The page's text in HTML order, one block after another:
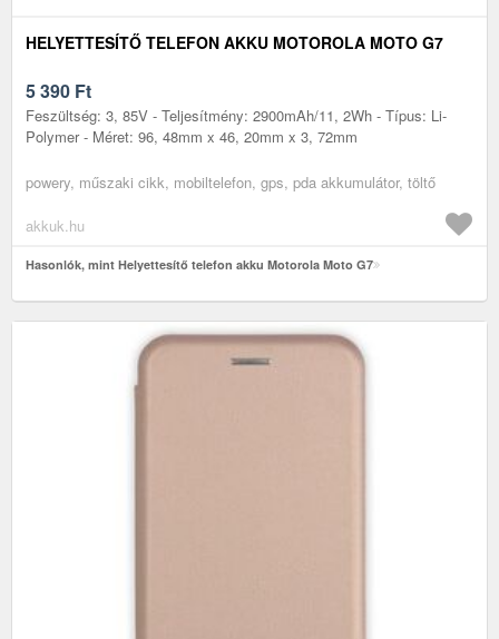
HELYETTESÍTŐ TELEFON AKKU MOTOROLA MOTO G7
5 390 Ft
Feszültség: 3, 85V - Teljesítmény: 2900mAh/11, 2Wh - Típus: Li-
Polymer - Méret: 96, 48mm x 46, 20mm x 3, 72mm
powery, műszaki cikk, mobiltelefon, gps, pda akkumulátor, töltő
akkuk.hu
Hasonlók, mint Helyettesítő telefon akku Motorola Moto G7